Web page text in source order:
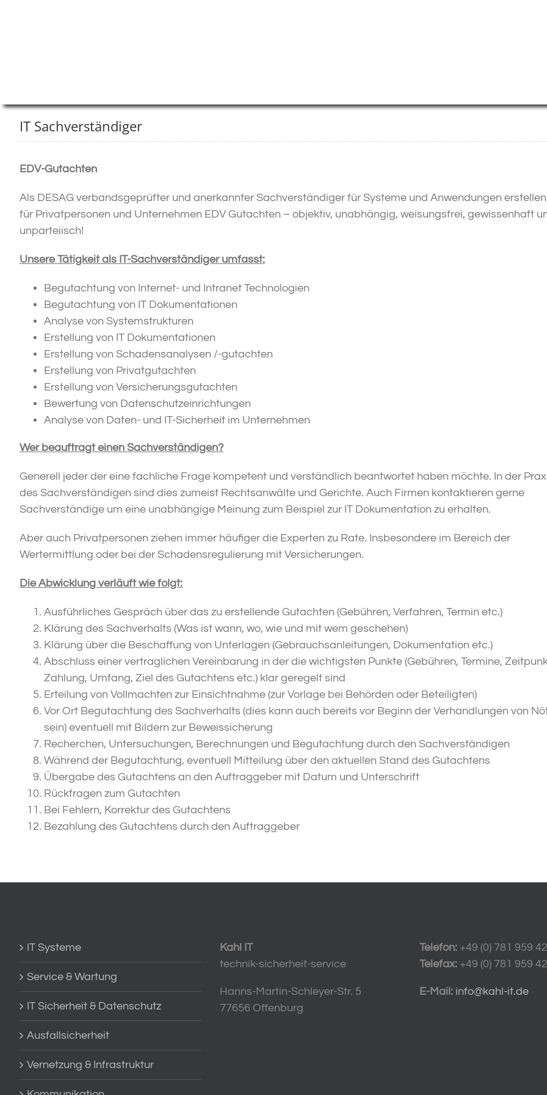
IT Sachverständiger
EDV-Gutachten
Als DESAG verbandsgeprüfter und anerkannter Sachverständiger für Systeme und Anwendungen
für Privatpersonen und Unternehmen EDV Gutachten – objektiv, unabhängig, weisungsfrei, gewissenhaft
unparteiisch!
Unsere Tätigkeit als IT-Sachverständiger umfasst:
Begutachtung von Internet- und Intranet Technologien
Begutachtung von IT Dokumentationen
Analyse von Systemstrukturen
Erstellung von IT Dokumentationen
Erstellung von Schadensanalysen /-gutachten
Erstellung von Privatgutachten
Erstellung von Versicherungsgutachten
Bewertung von Datenschutzeinrichtungen
Analyse von Daten- und IT-Sicherheit im Unternehmen
Wer beauftragt einen Sachverständigen?
Generell jeder der eine fachliche Frage kompetent und verständlich beantwortet haben möchte. In der
des Sachverständigen sind dies zumeist Rechtsanwälte und Gerichte. Auch Firmen kontaktieren gerne
Sachverständige um eine unabhängige Meinung zum Beispiel zur IT Dokumentation zu erhalten.
Aber auch Privatpersonen ziehen immer häufiger die Experten zu Rate. Insbesondere im Bereich der
Wertermittlung oder bei der Schadensregulierung mit Versicherungen.
Die Abwicklung verläuft wie folgt:
Ausführliches Gespräch über das zu erstellende Gutachten (Gebühren, Verfahren, Termin etc.)
Klärung des Sachverhalts (Was ist wann, wo, wie und mit wem geschehen)
Klärung über die Beschaffung von Unterlagen (Gebrauchsanleitungen, Dokumentation etc.)
Abschluss einer vertraglichen Vereinbarung in der die wichtigsten Punkte (Gebühren, Termine,
Zahlung, Umfang, Ziel des Gutachtens etc.) klar geregelt sind
Erteilung von Vollmachten zur Einsichtnahme (zur Vorlage bei Behörden oder Beteiligten)
Vor Ort Begutachtung des Sachverhalts (dies kann auch bereits vor Beginn der Verhandlungen von
sein) eventuell mit Bildern zur Beweissicherung
Recherchen, Untersuchungen, Berechnungen und Begutachtung durch den Sachverständigen
Während der Begutachtung, eventuell Mitteilung über den aktuellen Stand des Gutachtens
Übergabe des Gutachtens an den Auftraggeber mit Datum und Unterschrift
Rückfragen zum Gutachten
Bei Fehlern, Korrektur des Gutachtens
Bezahlung des Gutachtens durch den Auftraggeber
IT Systeme
Service & Wartung
IT Sicherheit & Datenschutz
Ausfallsicherheit
Vernetzung & Infrastruktur
Kahl IT
technik-sicherheit-service
Hanns-Martin-Schleyer-Str. 5
77656 Offenburg
Telefon: +49 (0) 781 959
Telefax: +49 (0) 781 959
E-Mail: info@kahl-it.de